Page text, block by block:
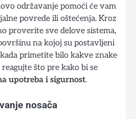
održavanje pomoći će vam
povrede ili oštećenja. Kroz
proverite sve delove sistema,
na kojoj su postavljeni
primetite bilo kakve znake
što pre kako bi se
upotreba i sigurnost.
nosača